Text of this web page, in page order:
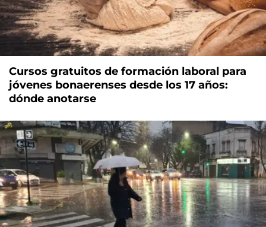
Cursos gratuitos de formación laboral para
jóvenes bonaerenses desde los 17 años:
dónde anotarse